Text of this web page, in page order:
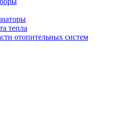
тепла
отопительных систем